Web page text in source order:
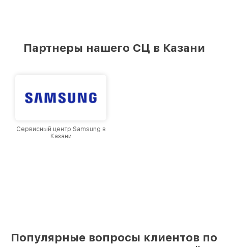
Партнеры нашего СЦ в Казани
Сервисный центр Samsung в
Казани
Популярные вопросы клиентов по